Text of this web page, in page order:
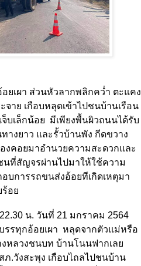
ยเผา ส่วนหัวลากพลิกคว่ำ ตะแคง
จาย เกือบหลุดเข้าไปชนบ้านเรือน
บเล็กน้อย มีเพียงพื้นผิวถนนได้รับ
างยาว และรั้วบ้านพัง กีดขวาง
งคอยมาอำนวยความสะดวกและ
ที่สัญจรผ่านไปมาให้ใช้ความ
บการรถขนส่งอ้อยทีเกิดเหตุมา
ร้อย
22.30 น. วันที่ 21 มกราคม 2564
รรทุกอ้อยเผา หลุดจากตัวแม่หรือ
หลวงชนบท บ้านโนนฟากเลย
.วังสะพุง เกือบไถลไปชนบ้าน